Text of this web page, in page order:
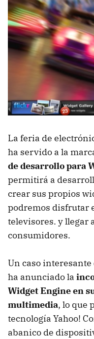
La feria de
ha servido a la
de desarrollo para
permitirá a
crear sus propios
podremos disfrutar
televisores. y llegar
consumidores.
Un caso interesante
ha anunciado la
Widget Engine en
multimedia, lo que
tecnología Yahoo!
abanico de